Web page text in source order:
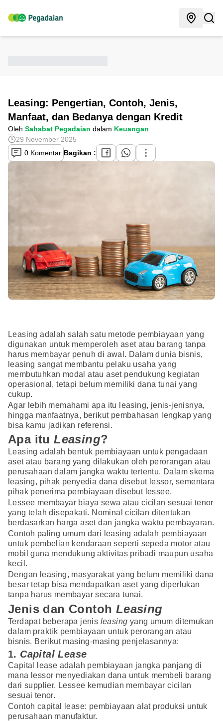
Leasing: Pengertian, Contoh, Jenis,
Manfaat, dan Bedanya dengan Kredit
Oleh Sahabat Pegadaian dalam Keuangan
29 November 2025
0 Komentar Bagikan :
Leasing adalah salah satu metode pembiayaan yang
digunakan untuk memperoleh aset atau barang tanpa
harus membayar penuh di awal. Dalam dunia bisnis,
leasing sangat membantu pelaku usaha yang
membutuhkan modal atau aset pendukung kegiatan
operasional, tetapi belum memiliki dana tunai yang
cukup.
Agar lebih memahami apa itu leasing, jenis-jenisnya,
hingga manfaatnya, berikut pembahasan lengkap yang
bisa kamu jadikan referensi.
Apa ituLeasing?
Leasing adalah bentuk pembiayaan untuk pengadaan
aset atau barang yang dilakukan oleh perorangan atau
perusahaan dalam jangka waktu tertentu. Dalam skema
leasing, pihak penyedia dana disebut lessor, sementara
pihak penerima pembiayaan disebut lessee.
Lessee membayar biaya sewa atau cicilan sesuai tenor
yang telah disepakati. Nominal cicilan ditentukan
berdasarkan harga aset dan jangka waktu pembayaran.
Contoh paling umum dari leasing adalah pembiayaan
untuk pembelian kendaraan seperti sepeda motor atau
mobil guna mendukung aktivitas pribadi maupun usaha
kecil.
Dengan leasing, masyarakat yang belum memiliki dana
besar tetap bisa mendapatkan aset yang diperlukan
tanpa harus membayar secara tunai.
Jenis dan Contoh Leasing
Terdapat beberapa jenis leasing yang umum ditemukan
dalam praktik pembiayaan untuk perorangan atau
bisnis. Berikut masing-masing penjelasannya:
1. Capital Lease
Capital lease adalah pembiayaan jangka panjang di
mana lessor menyediakan dana untuk membeli barang
dari supplier. Lessee kemudian membayar cicilan
sesuai tenor.
Contoh capital lease: pembiayaan alat produksi untuk
perusahaan manufaktur.